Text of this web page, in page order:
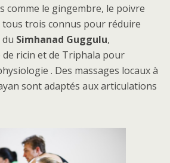
comme le gingembre, le poivre
trois connus pour réduire
Simhanad Guggulu,
de ricin et de Triphala pour
. Des massages locaux à
sont adaptés aux articulations